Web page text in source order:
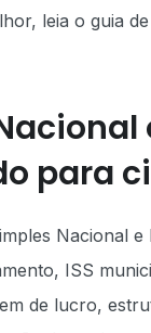
leia o guia de
para
Nacional e
ISS
de lucro,